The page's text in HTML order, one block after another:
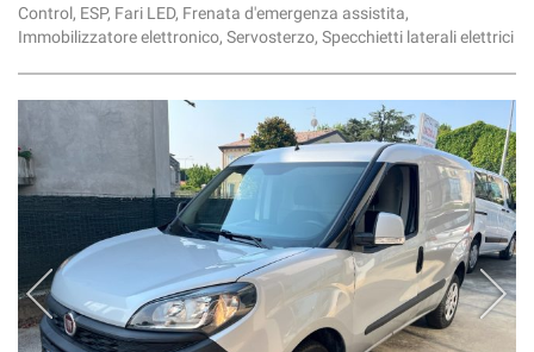
Control, ESP, Fari LED, Frenata d'emergenza assistita,
Immobilizzatore elettronico, Servosterzo, Specchietti laterali elettrici